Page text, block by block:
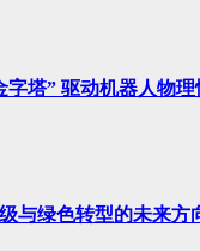
塔” 驱动机器人物
与绿色转型的未来方